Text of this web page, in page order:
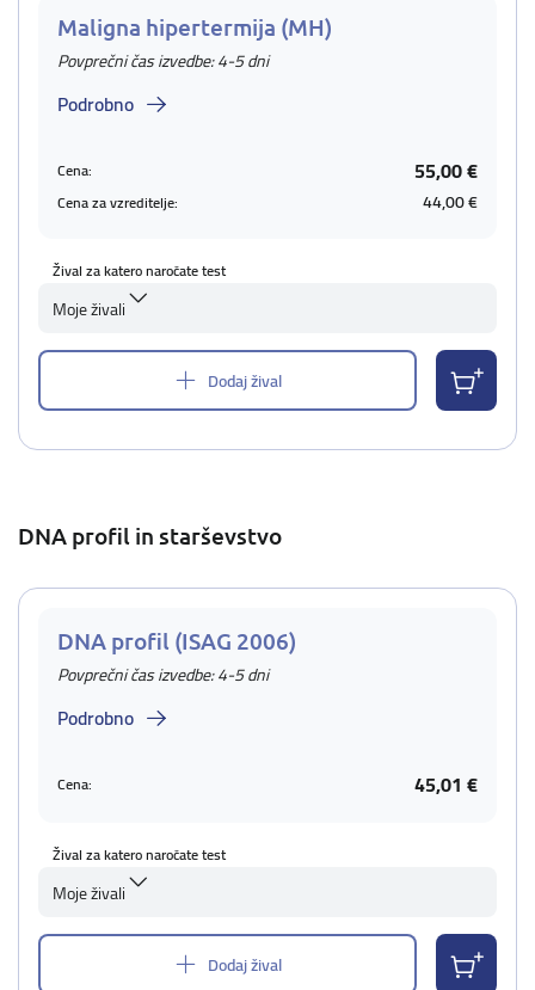
Maligna hipertermija (MH)
Povprečni čas izvedbe: 4-5 dni
Podrobno
Cena: 55,00 €
Cena za vzreditelje: 44,00 €
Žival za katero naročate test
Moje živali
Dodaj žival
DNA profil in starševstvo
DNA profil (ISAG 2006)
Povprečni čas izvedbe: 4-5 dni
Podrobno
Cena: 45,01 €
Žival za katero naročate test
Moje živali
Dodaj žival